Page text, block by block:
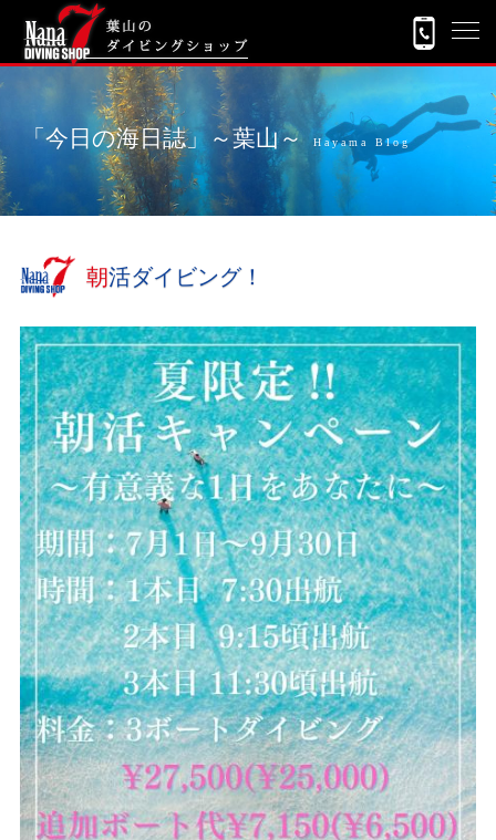
「今日の海日誌」～葉山～ Hayama Blog
朝活ダイビング！